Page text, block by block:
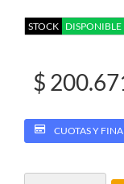
STOCK DISPONIBLE
$
CUOTAS Y